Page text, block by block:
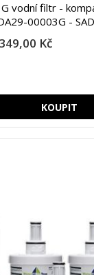
vodní filtr -
00003G -
Kč